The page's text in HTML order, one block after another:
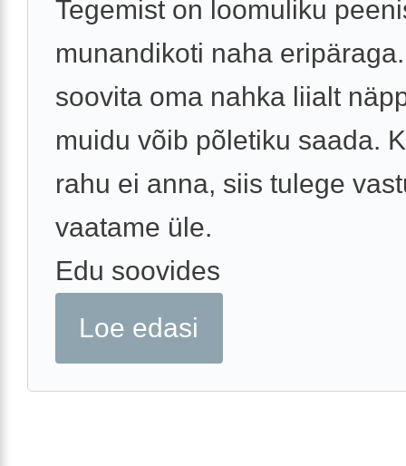
Tegemist on loomuliku
munandikoti naha
soovita oma nahka liialt
muidu võib põletiku saada.
rahu ei anna, siis tulege
vaatame üle.
Edu soovides
Loe edasi